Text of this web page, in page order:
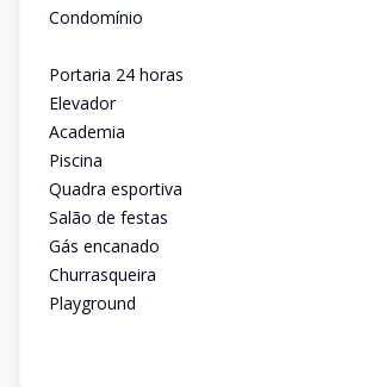
Condomínio
Portaria 24 horas
Elevador
Academia
Piscina
Quadra esportiva
Salão de festas
Gás encanado
Churrasqueira
Playground